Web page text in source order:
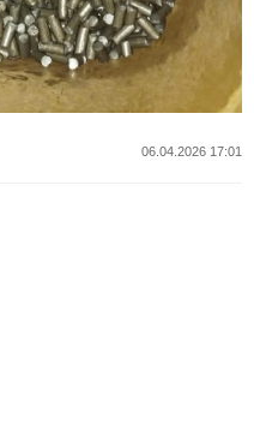
06.04.2026 17:01